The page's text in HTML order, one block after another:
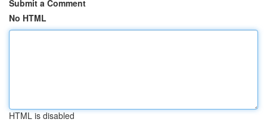
Submit a Comment
No HTML
HTML is disabled